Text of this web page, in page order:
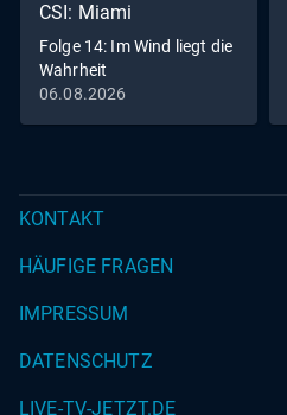
CSI: Miami
Folge 14: Im Wind liegt die
Wahrheit
06.08.2026
KONTAKT
HÄUFIGE FRAGEN
IMPRESSUM
DATENSCHUTZ
LIVE-TV-JETZT.DE